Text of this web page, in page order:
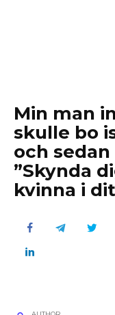
Min man
skulle bo
och
”Skynda
kvinna i